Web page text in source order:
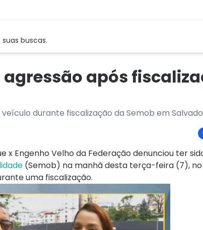
buscas.
após
durante fiscalização da Semob em
x Engenho Velho da Federação denunciou ter
(Semob) na manhã desta terça-feira (7),
uma fiscalização.